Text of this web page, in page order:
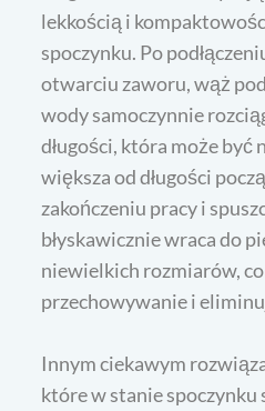
lekkością i
spoczynku. Po
otwarciu zaworu, wąż
wody samoczynnie
długości, która może
większa od długości
zakończeniu pracy i
błyskawicznie wraca do
niewielkich rozmiarów,
przechowywanie i
Innym ciekawym
które w stanie spoczynku